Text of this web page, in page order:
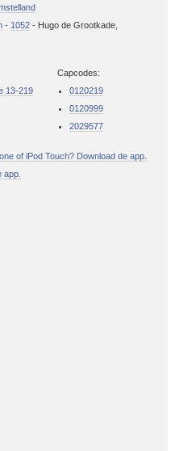
- 1052- Hugo de Grootkade,
13-219
Capcodes:
0120219
0120999
2029577
of iPod Touch? Download de app.
app.